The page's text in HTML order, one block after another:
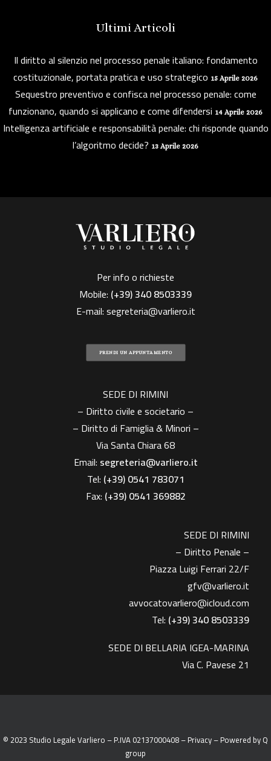
Ultimi Articoli
Il diritto al silenzio nel processo penale italiano: fondamento
costituzionale, portata pratica e uso strategico 15 Aprile 2026
Sequestro preventivo e confisca nel processo penale: come
funzionano, quando si applicano e come difendersi 14 Aprile 2026
Intelligenza artificiale e responsabilità penale: chi risponde quando
l’algoritmo decide? 13 Aprile 2026
Per info o richieste
Mobile: (+39)340 8503339
E-mail:segreteria@varliero.it
PRENDI UN APPUNTAMENTO
SEDE DI RIMINI
– Diritto civile e societario –
– Diritto di Famiglia & Minori –
Via Santa Chiara 68
Email: segreteria@varliero.it
Tel: (+39) 0541 783071
Fax: (+39)0541 369882
SEDE DI RIMINI
– Diritto Penale –
Piazza Luigi Ferrari 22/F
gfv@varliero.it
avvocatovarliero@icloud.com
Tel: (+39) 340 8503339
SEDE DI BELLARIA IGEA-MARINA
Via C. Pavese 21
© 2023 Studio Legale Varliero – P.IVA 02137000408 –Privacy– Powered byQ
group